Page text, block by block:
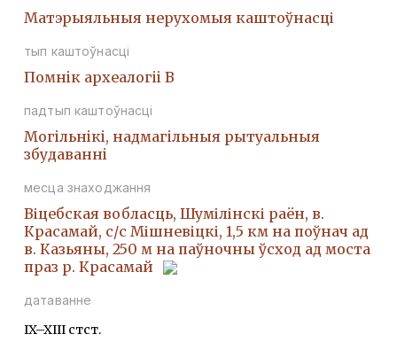
Матэрыяльныя нерухомыя каштоўнасці
тып каштоўнасці
Помнiк археалогii В
падтып каштоўнасці
Могiльнiкi, надмагiльныя рытуальныя
збудаваннi
месца знаходжання
Віцебская вобласць, Шумілінскі раён, в.
Красамай, с/с Мішневіцкі, 1,5 км на поўнач ад
в. Казьяны, 250 м на паўночны ўсход ад моста
праз р. Красамай
датаванне
IX–XIII стст.